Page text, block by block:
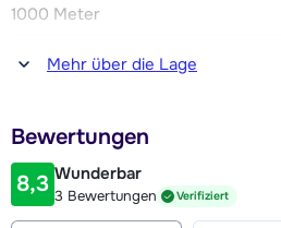
1000 Meter
Entfernung zum(r) Restaurant oder zur Bar
500 Meter
50 Meter
Entfernung zum Skilift
500 Meter
Mehr über die Lage
Bewertungen
8,3 Wunderbar
3 Bewertungen Verifiziert